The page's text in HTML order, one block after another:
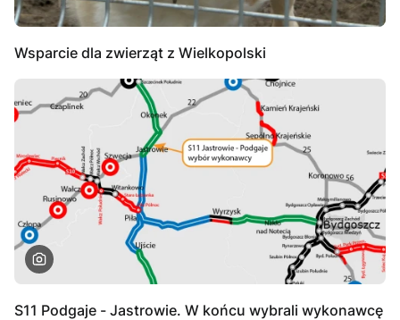
Wsparcie dla zwierząt z Wielkopolski
S11 Podgaje - Jastrowie. W końcu wybrali wykonawcę